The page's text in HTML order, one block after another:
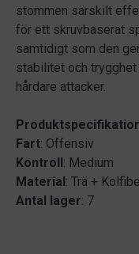
stommen särskilt
för ett skruvbaserat
samtidigt som den
stabilitet och trygghet
hårdare attacker.
Fart: Offensiv
Kontroll: Medium
Material: Trä +
Antal lager: 7